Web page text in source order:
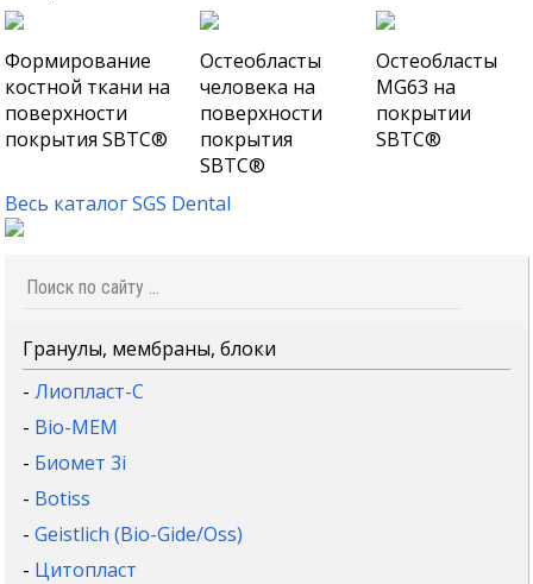
Формирование
костной ткани на
поверхности
покрытия SBTC®
Остеобласты
человека на
поверхности
покрытия
SBTC®
Остеобласты
MG63 на
покрытии
SBTC®
Весь каталог SGS Dental
Гранулы, мембраны, блоки
-Лиопласт-С
- Bio-MEM
- Биомет 3i
- Botiss
-Geistlich (Bio-Gide/Oss)
- Цитопласт